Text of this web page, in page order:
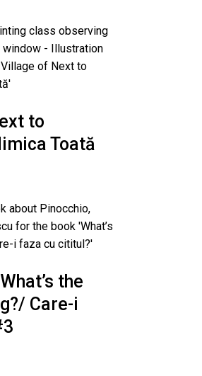
to
Toată
the
Care-i